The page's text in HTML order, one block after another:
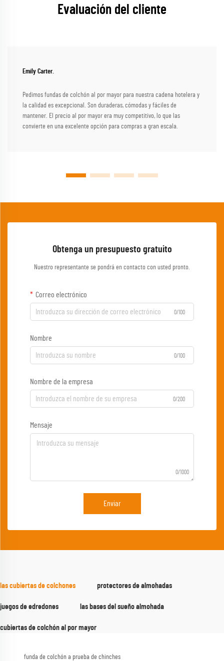
Evaluación del cliente
Emily Carter.
Pedimos fundas de colchón al por mayor para nuestra cadena hotelera y
la calidad es excepcional. Son duraderas, cómodas y fáciles de
mantener. El precio al por mayor era muy competitivo, lo que las
convierte en una excelente opción para compras a gran escala.
Obtenga un presupuesto gratuito
Nuestro representante se pondrá en contacto con usted pronto.
Correo electrónico
0/100
Nombre
0/100
Nombre de la empresa
0/200
Mensaje
0/1000
Enviar
las cubiertas de colchones protectores de almohadas
juegos de edredones las bases del sueño almohada
cubiertas de colchón al por mayor
funda de colchón a prueba de chinches